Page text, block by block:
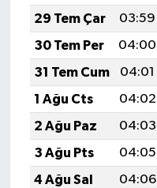
29 Tem Çar
03:59
30 Tem Per
04:00
31 Tem Cum
04:01
1 Ağu Cts
04:02
2 Ağu Paz
04:03
3 Ağu Pts
04:05
4 Ağu Sal
04:06